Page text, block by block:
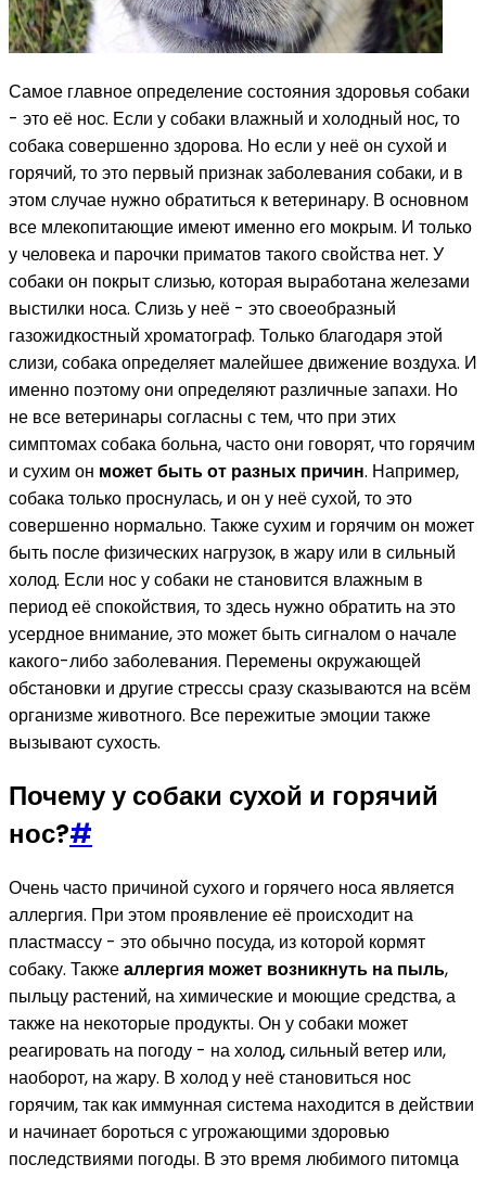
Самое главное определение состояния здоровья собаки
- это её нос. Если у собаки влажный и холодный нос, то
собака совершенно здорова. Но если у неё он сухой и
горячий, то это первый признак заболевания собаки, и в
этом случае нужно обратиться к ветеринару. В основном
все млекопитающие имеют именно его мокрым. И только
у человека и парочки приматов такого свойства нет. У
собаки он покрыт слизью, которая выработана железами
выстилки носа. Слизь у неё - это своеобразный
газожидкостный хроматограф. Только благодаря этой
слизи, собака определяет малейшее движение воздуха. И
именно поэтому они определяют различные запахи. Но
не все ветеринары согласны с тем, что при этих
симптомах собака больна, часто они говорят, что горячим
и сухим он может быть от разных причин. Например,
собака только проснулась, и он у неё сухой, то это
совершенно нормально. Также сухим и горячим он может
быть после физических нагрузок, в жару или в сильный
холод. Если нос у собаки не становится влажным в
период её спокойствия, то здесь нужно обратить на это
усердное внимание, это может быть сигналом о начале
какого-либо заболевания. Перемены окружающей
обстановки и другие стрессы сразу сказываются на всём
организме животного. Все пережитые эмоции также
вызывают сухость.
Почему у собаки сухой и горячий
нос?#
Очень часто причиной сухого и горячего носа является
аллергия. При этом проявление её происходит на
пластмассу - это обычно посуда, из которой кормят
собаку. Такжеаллергия может возникнуть на пыль,
пыльцу растений, на химические и моющие средства, а
также на некоторые продукты. Он у собаки может
реагировать на погоду - на холод, сильный ветер или,
наоборот, на жару. В холод у неё становиться нос
горячим, так как иммунная система находится в действии
и начинает бороться с угрожающими здоровью
последствиями погоды. В это время любимого питомца